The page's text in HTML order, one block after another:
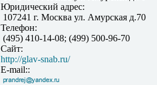
Юридический адрес:
107241 г. Москва ул. Амурская д.70
Телефон:
(495) 410-14-08; (499) 500-96-70
Сайт:
http://glav-snab.ru/
E-mail::